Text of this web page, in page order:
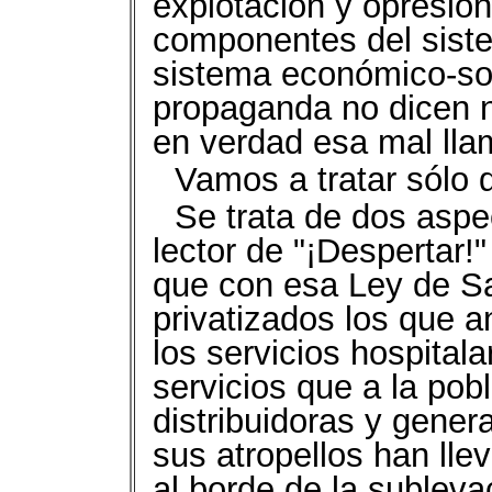
componentes del
sistema económico-
propaganda no dicen
en verdad esa mal
Vamos a tratar sólo
Se trata de dos
lector de
que con esa Ley de
privatizados los que
los servicios
servicios que a la
distribuidoras y
sus atropellos han